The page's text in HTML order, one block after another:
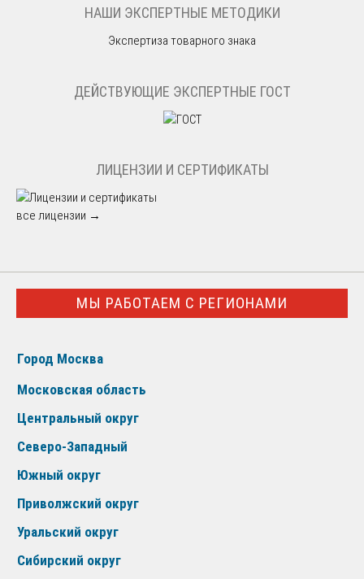
НАШИ ЭКСПЕРТНЫЕ МЕТОДИКИ
Экспертиза товарного знака
ДЕЙСТВУЮЩИЕ ЭКСПЕРТНЫЕ ГОСТ
ЛИЦЕНЗИИ И СЕРТИФИКАТЫ
все лицензии →
МЫ РАБОТАЕМ С РЕГИОНАМИ
Город Москва
Московская область
Центральный округ
Северо-Западный
Южный округ
Приволжский округ
Уральский округ
Сибирский округ